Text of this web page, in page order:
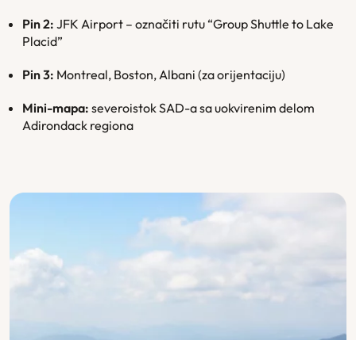
Pin 2: JFK Airport – označiti rutu “Group Shuttle to Lake
Placid”
Pin 3: Montreal, Boston, Albani (za orijentaciju)
Mini-mapa: severoistok SAD-a sa uokvirenim delom
Adirondack regiona